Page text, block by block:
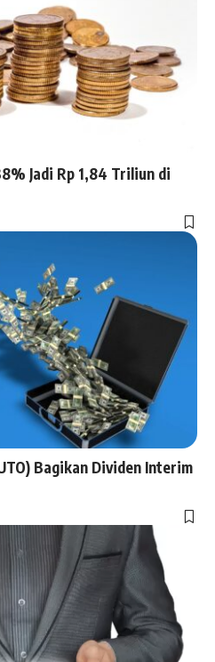
Jadi Rp 1,84 Triliun di
Bagikan Dividen Interim